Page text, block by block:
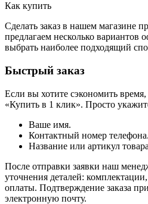
Как купить
Сделать заказ в нашем магазине
предлагаем несколько
выбрать наиболее подходящий
Быстрый заказ
Если вы хотите сэкономить
«Купить в 1 клик». Просто
Ваше имя.
Контактный номер телефона.
Название или артикул
После отправки заявки наш
уточнения деталей:
оплаты. Подтверждение заказа
электронную почту.